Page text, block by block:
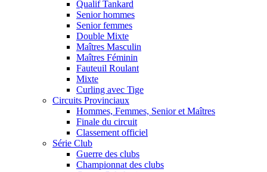
Qualif Tankard
Senior hommes
Senior femmes
Double Mixte
Maîtres Masculin
Maîtres Féminin
Fauteuil Roulant
Mixte
Curling avec Tige
Circuits Provinciaux
Hommes, Femmes, Senior et Maîtres
Finale du circuit
Classement officiel
Série Club
Guerre des clubs
Championnat des clubs